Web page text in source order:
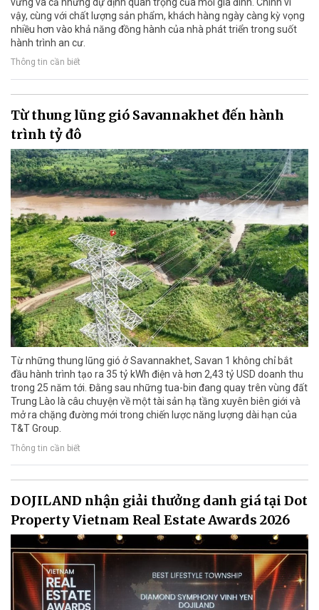
vậy, cùng với chất lượng sản phẩm, khách hàng ngày càng kỳ vọng
nhiều hơn vào khả năng đồng hành của nhà phát triển trong suốt
hành trình an cư.
Thông tin cần biết
Từ thung lũng gió Savannakhet đến hành
trình tỷ đô
Từ những thung lũng gió ở Savannakhet, Savan 1 không chỉ bắt
đầu hành trình tạo ra 35 tỷ kWh điện và hơn 2,43 tỷ USD doanh thu
trong 25 năm tới. Đằng sau những tua-bin đang quay trên vùng đất
Trung Lào là câu chuyện về một tài sản hạ tầng xuyên biên giới và
mở ra chặng đường mới trong chiến lược năng lượng dài hạn của
T&T Group.
Thông tin cần biết
DOJILAND nhận giải thưởng danh giá tại Dot
Property Vietnam Real Estate Awards 2026